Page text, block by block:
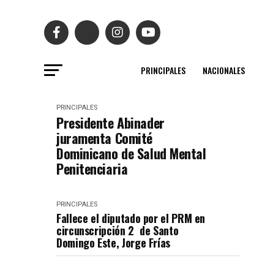
PRINCIPALES NACIONALES
PRINCIPALES
Presidente Abinader
juramenta Comité
Dominicano de Salud Mental
Penitenciaria
PRINCIPALES
Fallece el diputado por el PRM en
circunscripción 2 de Santo
Domingo Este, Jorge Frías